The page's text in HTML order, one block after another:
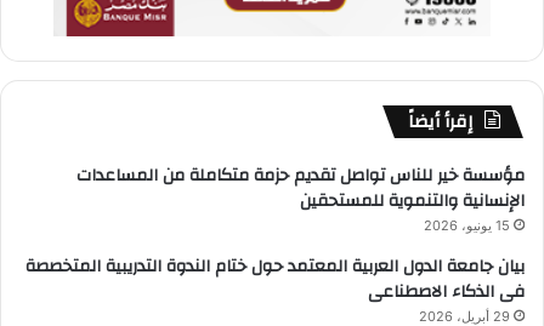
إقرأ أيضاً
مؤسسة خير للناس تواصل تقديم حزمة متكاملة من المساعدات
الإنسانية والتنموية للمستحقين
15 يونيو، 2026
بيان جامعة الدول العربية المعتمد حول ختام الندوة التدريبية المتخصصة
فى الذكاء الاصطناعى
29 أبريل، 2026